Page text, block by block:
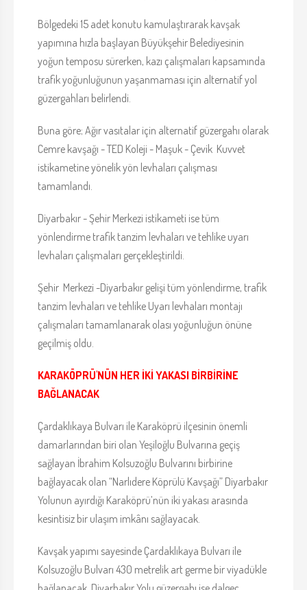
Bölgedeki 15 adet konutu kamulaştırarak kavşak
yapımına hızla başlayan Büyükşehir Belediyesinin
yoğun temposu sürerken, kazı çalışmaları kapsamında
trafik yoğunluğunun yaşanmaması için alternatif yol
güzergahları belirlendi.
Buna göre; Ağır vasıtalar için alternatif güzergahı olarak
Cemre kavşağı - TED Koleji - Maşuk - Çevik Kuvvet
istikametine yönelik yön levhaları çalışması
tamamlandı.
Diyarbakır - Şehir Merkezi istikameti ise tüm
yönlendirme trafik tanzim levhaları ve tehlike uyarı
levhaları çalışmaları gerçekleştirildi.
Şehir Merkezi -Diyarbakır gelişi tüm yönlendirme, trafik
tanzim levhaları ve tehlike Uyarı levhaları montajı
çalışmaları tamamlanarak olası yoğunluğun önüne
geçilmiş oldu.
KARAKÖPRÜ'NÜN HER İKİ YAKASI BİRBİRİNE
BAĞLANACAK
Çardaklıkaya Bulvarı ile Karaköprü ilçesinin önemli
damarlarından biri olan Yeşiloğlu Bulvarına geçiş
sağlayan İbrahim Kolsuzoğlu Bulvarını birbirine
bağlayacak olan “Narlıdere Köprülü Kavşağı” Diyarbakır
Yolunun ayırdığı Karaköprü’nün iki yakası arasında
kesintisiz bir ulaşım imkânı sağlayacak.
Kavşak yapımı sayesinde Çardaklıkaya Bulvarı ile
Kolsuzoğlu Bulvarı 430 metrelik art germe bir viyadükle